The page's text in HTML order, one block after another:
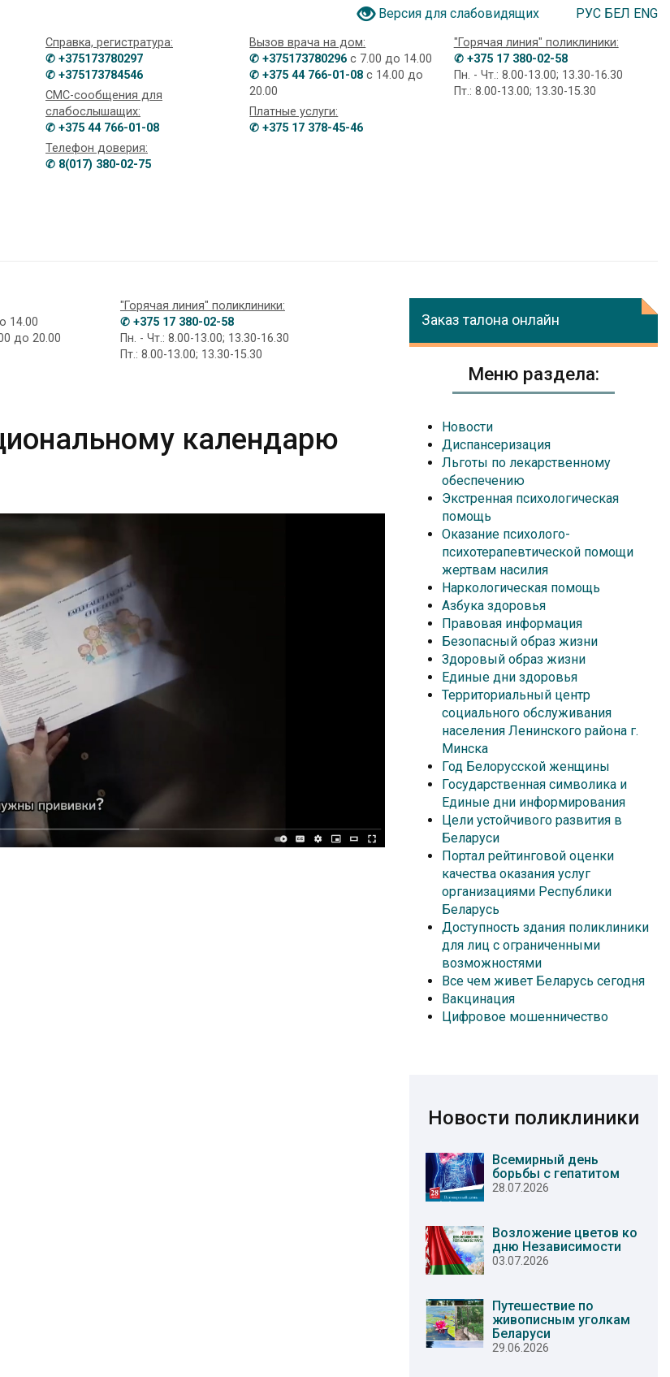
Версия для слабовидящих РУС БЕЛ ENG
Справка, регистратура:
✆ +375173780297
✆ +375173784546
СМС-сообщения для
слабослышащих:
✆ +375 44 766-01-08
Телефон доверия:
✆ 8(017) 380-02-75
Вызов врача на дом:
✆ +375173780296 с 7.00 до 14.00
✆ +375 44 766-01-08 с 14.00 до
20.00
Платные услуги:
✆ +375 17 378-45-46
"Горячая линия" поликлиники:
✆ +375 17 380-02-58
Пн. - Чт.: 8.00-13.00; 13.30-16.30
Пт.: 8.00-13.00; 13.30-15.30
14.00
до 20.00
"Горячая линия" поликлиники:
✆ +375 17 380-02-58
Пн. - Чт.: 8.00-13.00; 13.30-16.30
Пт.: 8.00-13.00; 13.30-15.30
календарю
Заказ талона онлайн
Меню раздела:
Новости
Диспансеризация
Льготы по лекарственному
обеспечению
Экстренная психологическая
помощь
Оказание психолого-
психотерапевтической помощи
жертвам насилия
Наркологическая помощь
Азбука здоровья
Правовая информация
Безопасный образ жизни
Здоровый образ жизни
Единые дни здоровья
Территориальный центр
социального обслуживания
населения Ленинского района г.
Минска
Год Белорусской женщины
Государственная символика и
Единые дни информирования
Цели устойчивого развития в
Беларуси
Портал рейтинговой оценки
качества оказания услуг
организациями Республики
Беларусь
Доступность здания поликлиники
для лиц с ограниченными
возможностями
Все чем живет Беларусь сегодня
Вакцинация
Цифровое мошенничество
Новости поликлиники
Всемирный день
борьбы с гепатитом
28.07.2026
Возложение цветов ко
дню Независимости
03.07.2026
Путешествие по
живописным уголкам
Беларуси
29.06.2026